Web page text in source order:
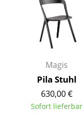
... alle Tische
Aufbewahren
Bücherregale
Wandregale
Magis
Pila Stuhl
630,00 €
Sofort lieferbar